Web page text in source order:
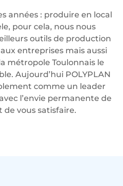
années : produire en local
pour cela, nous nous
outils de production
entreprises mais aussi
métropole Toulonnais le
Aujourd’hui POLYPLAN
comme un leader
l’envie permanente de
de vous satisfaire.